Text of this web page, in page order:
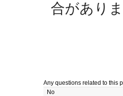
合があり
Any questions related to this
No